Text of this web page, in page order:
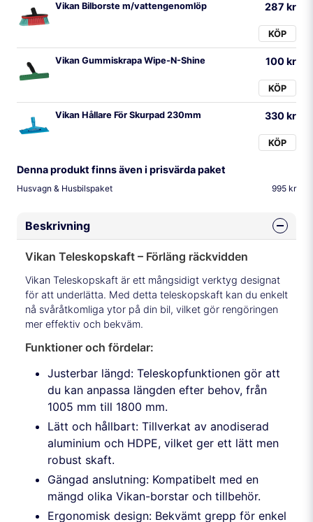
Vikan Bilborste m/vattengenomlöp 287 kr
KÖP
Vikan Gummiskrapa Wipe-N-Shine 100 kr
KÖP
Vikan Hållare För Skurpad 230mm 330 kr
KÖP
Denna produkt finns även i prisvärda paket
Husvagn & Husbilspaket 995 kr
Beskrivning
Vikan Teleskopskaft – Förläng räckvidden
Vikan Teleskopskaft är ett mångsidigt verktyg designat
för att underlätta. Med detta teleskopskaft kan du enkelt
nå svåråtkomliga ytor på din bil, vilket gör rengöringen
mer effektiv och bekväm.
Funktioner och fördelar:
Justerbar längd: Teleskopfunktionen gör att
du kan anpassa längden efter behov, från
1005 mm till 1800 mm.
Lätt och hållbart: Tillverkat av anodiserad
aluminium och HDPE, vilket ger ett lätt men
robust skaft.
Gängad anslutning: Kompatibelt med en
mängd olika Vikan-borstar och tillbehör.
Ergonomisk design: Bekvämt grepp för enkel